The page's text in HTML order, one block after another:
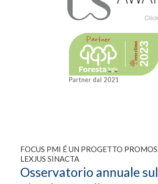
FOCUS PMI É UN PROGETTO
LEXJUS SINACTA
Osservatorio annuale